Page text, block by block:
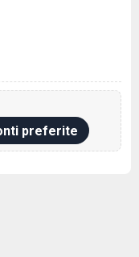
preferite